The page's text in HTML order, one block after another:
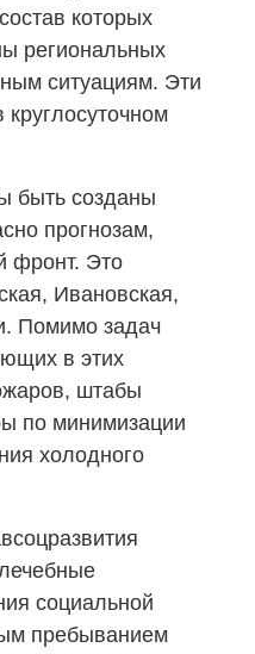
которых
региональных
ситуациям. Эти
быть созданы
прогнозам,
фронт. Это
Ивановская,
Помимо задач
в этих
штабы
по минимизации
холодного
социальной
пребыванием